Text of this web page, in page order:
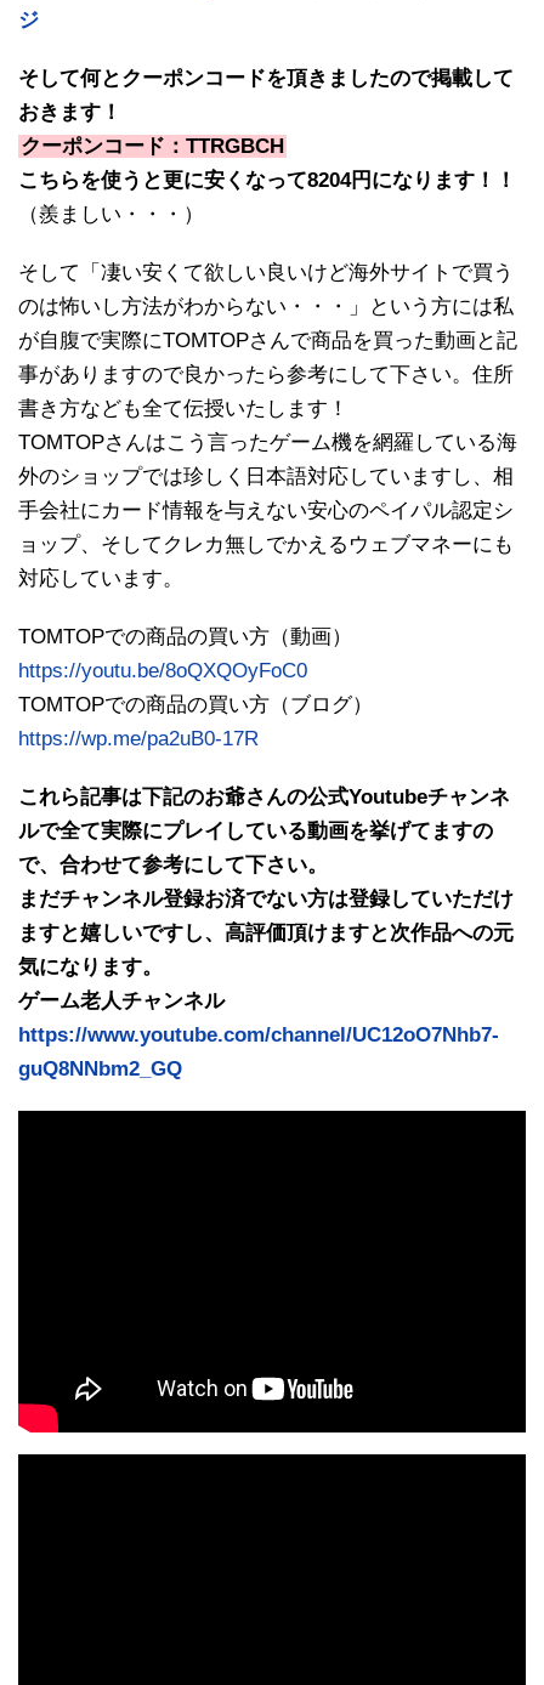
ジ
そして何とクーポンコードを頂きましたので掲載して
おきます！
クーポンコード：TTRGBCH
こちらを使うと更に安くなって8204円になります！！
（羨ましい・・・）
そして「凄い安くて欲しい良いけど海外サイトで買う
のは怖いし方法がわからない・・・」という方には私
が自腹で実際にTOMTOPさんで商品を買った動画と記
事がありますので良かったら参考にして下さい。住所
書き方なども全て伝授いたします！
TOMTOPさんはこう言ったゲーム機を網羅している海
外のショップでは珍しく日本語対応していますし、相
手会社にカード情報を与えない安心のペイパル認定シ
ョップ、そしてクレカ無しでかえるウェブマネーにも
対応しています。
TOMTOPでの商品の買い方（動画）
https://youtu.be/8oQXQOyFoC0
TOMTOPでの商品の買い方（ブログ）
https://wp.me/pa2uB0-17R
これら記事は下記のお爺さんの公式Youtubeチャンネ
ルで全て実際にプレイしている動画を挙げてますの
で、合わせて参考にして下さい。
まだチャンネル登録お済でない方は登録していただけ
ますと嬉しいですし、高評価頂けますと次作品への元
気になります。
ゲーム老人チャンネル
https://www.youtube.com/channel/UC12oO7Nhb7-
guQ8NNbm2_GQ